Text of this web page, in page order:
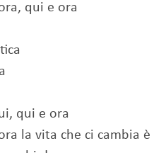
qui e ora
qui e ora
la vita che ci cambia è